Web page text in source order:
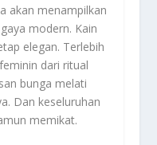
akan menampilkan
modern. Kain
elegan. Terlebih
dari ritual
bunga melati
Dan keseluruhan
memikat.